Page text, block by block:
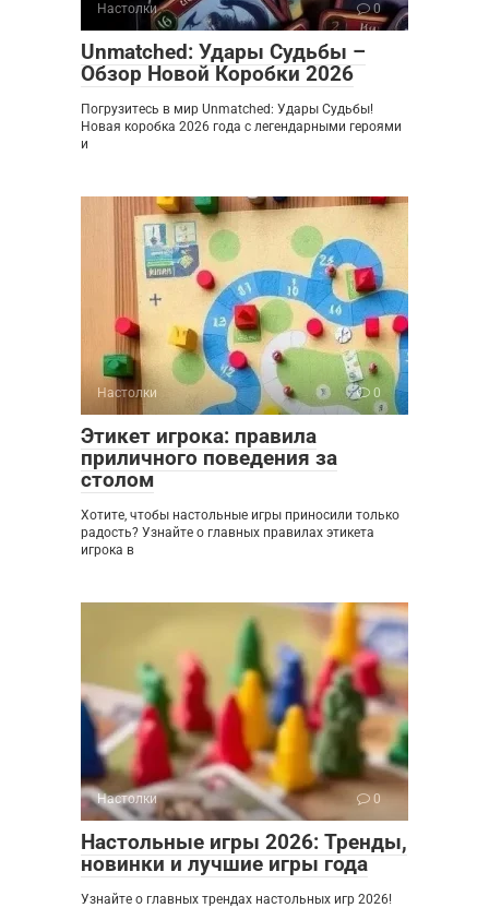
Настолки 0
Unmatched: Удары Судьбы –
Обзор Новой Коробки 2026
Погрузитесь в мир Unmatched: Удары Судьбы!
Новая коробка 2026 года с легендарными героями
и
Настолки 0
Этикет игрока: правила
приличного поведения за
столом
Хотите, чтобы настольные игры приносили только
радость? Узнайте о главных правилах этикета
игрока в
Настолки 0
Настольные игры 2026: Тренды,
новинки и лучшие игры года
Узнайте о главных трендах настольных игр 2026!